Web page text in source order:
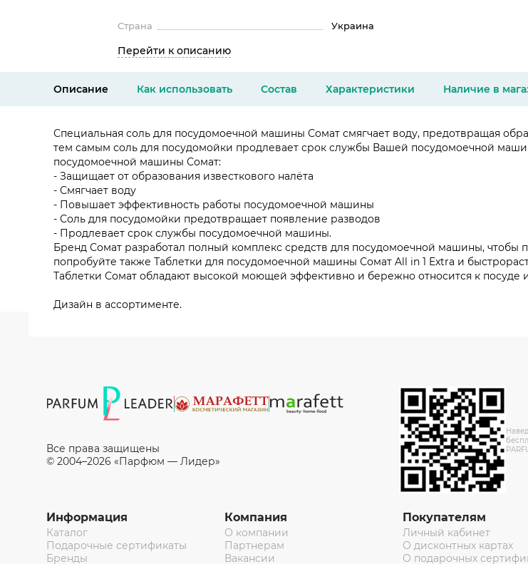
Страна Украина
Перейти к описанию
Описание Как использовать Состав Характеристики Наличие в
Специальная соль для посудомоечной машины Сомат смягчает воду, предотвращая
тем самым соль для посудомойки продлевает срок службы Вашей посудомоечной
посудомоечной машины Сомат:
- Защищает от образования известкового налёта
- Смягчает воду
- Повышает эффективность работы посудомоечной машины
- Соль для посудомойки предотвращает появление разводов
- Продлевает срок службы посудомоечной машины.
Бренд Сомат разработал полный комплекс средств для посудомоечной машины, чтобы
попробуйте также Таблетки для посудомоечной машины Сомат All in 1 Extra и
Таблетки Сомат обладают высокой моющей эффективно и бережно относится к
Дизайн в ассортименте.
Все права защищены
© 2004–2026 «Парфюм — Лидер»
Информация
Каталог
Подарочные сертификаты
Бренды
Компания
О компании
Партнерам
Вакансии
Покупателям
Личный кабинет
О дисконтных картах
О подарочных